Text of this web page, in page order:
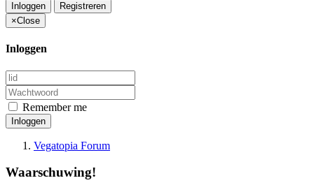
Inloggen
Registreren
×Close
Inloggen
Remember me
Inloggen
Vegatopia Forum
Waarschuwing!